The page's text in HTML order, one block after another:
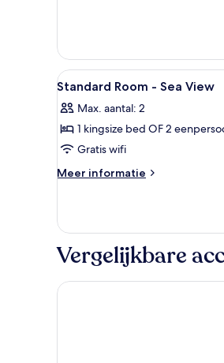
laden
1
twee-
of
2
eenpersoonsbedden,
op
zwembad
Alle
foto's
voor
Standard
Room
-
laden
6
Standard Room - Sea View
Max. aantal: 2
1 kingsize bed OF 2
Gratis wifi
Meer informatie
Meer
Room
Sea
Vergelijkbare
Atlantic Palm Beach